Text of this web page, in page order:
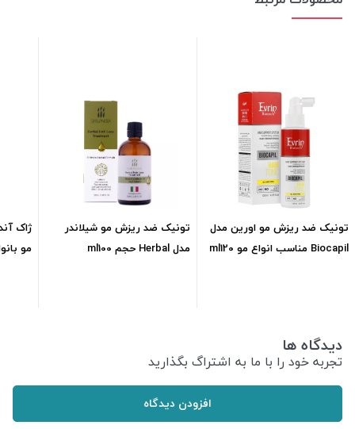
تونیک ضد ریزش مو اورین مدل
Biocapil مناسب انواع مو ml120
تونیک ضد ریزش مو شیلاندر
مدل Herbal حجم ml100
ژاک
مو بانوان
دیدگاه ها
تجربه خود را با ما به اشتراگ بگذارید
افزودن دیدگاه